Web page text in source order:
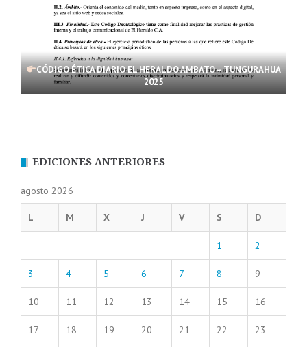
CÓDIGO ÉTICA DIARIO EL HERALDO AMBATO – TUNGURAHUA
2025
EDICIONES ANTERIORES
agosto 2026
L M X J V S D
1 2
3 4 5 6 7 8 9
10 11 12 13 14 15 16
17 18 19 20 21 22 23